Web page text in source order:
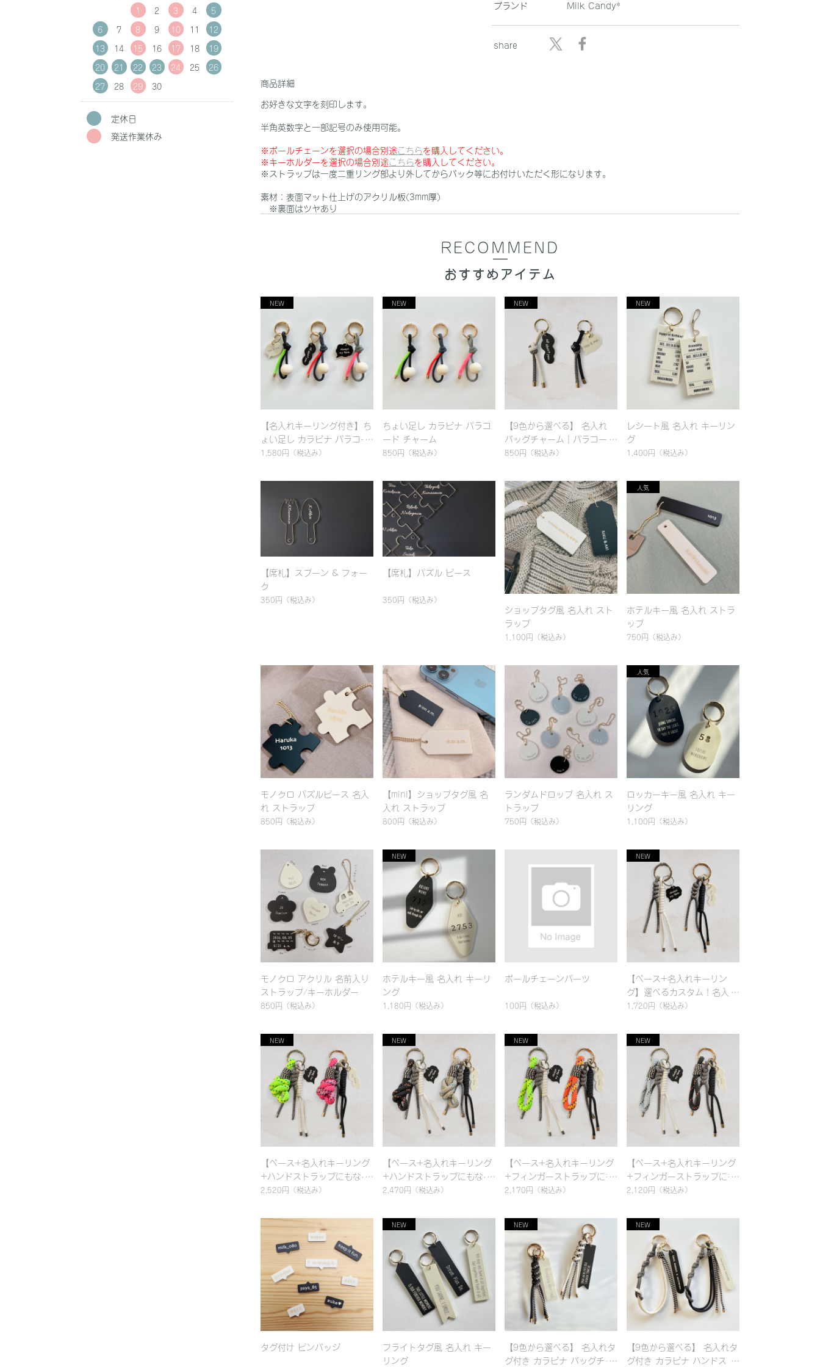
ブランド Milk Candy*
share
商品詳細
お好きな文字を刻印します。
半角英数字と一部記号のみ使用可能。
※ボールチェーンを選択の場合別途こちらを購入してください。
※キーホルダーを選択の場合別途こちらを購入してください。
※ストラップは一度二重リング部より外してからバック等にお付けいただく形になります。
素材：表面マット仕上げのアクリル板(3mm厚)
※裏面はツヤあり
RECOMMEND
おすすめアイテム
【名入れキーリング付き】ち
ょい足し カラビナ パラコー
ド チャーム
1,580円 （税込み）
ちょい足し カラビナ パラコ
ード チャーム
850円 （税込み）
【9色から選べる】 名入れ
バッグチャーム｜パラコード
編み｜シンプル｜カラフル｜
850円 （税込み）
レシート風 名入れ キーリン
グ
1,400円 （税込み）
【席札】スプーン & フォー
ク
350円 （税込み）
【席札】パズル ピース
350円 （税込み）
ショップタグ風 名入れ スト
ラップ
1,100円 （税込み）
ホテルキー風 名入れ ストラ
ップ
750円 （税込み）
モノクロ パズルピース 名入
れ ストラップ
850円 （税込み）
【mini】ショップタグ風 名
入れ ストラップ
800円 （税込み）
ランダムドロップ 名入れ ス
トラップ
750円 （税込み）
ロッカーキー風 名入れ キー
リング
1,100円 （税込み）
モノクロ アクリル 名前入り
ストラップ/キーホルダー
850円 （税込み）
ホテルキー風 名入れ キーリ
ング
1,180円 （税込み）
ボールチェーンパーツ
100円 （税込み）
【ベース+名入れキーリン
グ】選べるカスタム！名入れ
対応 カラビナ バッグチャー
ラコード編み｜シンプル｜カ
ラフル｜おしゃれ
1,720円 （税込み）
【ベース+名入れキーリング
+ハンドストラップにもなる
アクセントチャーム(太)】選
カラビナ バッグチャーム &
ハンドストラップ｜パラコー
ド編み｜シンプル｜カラフル
｜おしゃれ
2,520円 （税込み）
【ベース+名入れキーリング
+ハンドストラップにもなる
アクセントチャーム(細)】選
カラビナ バッグチャーム &
ハンドストラップ｜パラコー
ド編み｜シンプル｜カラフル
｜おしゃれ
2,470円 （税込み）
【ベース+名入れキーリング
+フィンガーストラップにも
なるアクセントチャーム
れ対応 カラビナ バッグチャ
ーム & ハンドストラップ｜
パラコード編み｜シンプル｜
カラフル
2,170円 （税込み）
【ベース+名入れキーリング
+フィンガーストラップにも
なるアクセントチャーム
れ対応 カラビナ バッグチャ
ーム & ハンドストラップ｜
パラコード編み｜シンプル｜
カラフル
2,120円 （税込み）
タグ付け ピンバッジ
フライトタグ風 名入れ キー
リング
【9色から選べる】 名入れタ
グ付き カラビナ バッグチャ
【9色から選べる】 名入れタ
グ付き カラビナ ハンドスト
1
2 3 4
5
6
7 8 9 10 11
12
13
14 15 16 17 18
19
20
21 22 23 24 25
26
27
28 29 30
定休日
発送作業休み